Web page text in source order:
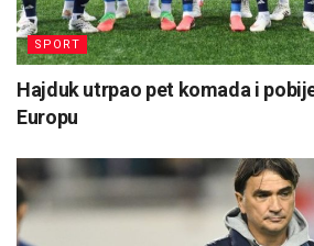
SPORT
Hajduk utrpao pet komada i
Europu